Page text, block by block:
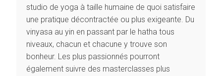
studio de yoga à taille humaine de quoi satisfaire
une pratique décontractée ou plus exigeante. Du
vinyasa au yin en passant par le hatha tous
niveaux, chacun et chacune y trouve son
bonheur. Les plus passionnés pourront
également suivre des masterclasses plus